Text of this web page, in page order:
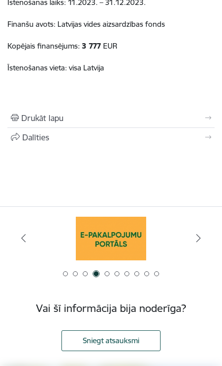
Īstenošanas laiks: 11.2023. – 31.12.2023.
Finanšu avots: Latvijas vides aizsardzības fonds
Kopējais finansējums: 3 777 EUR
Īstenošanas vieta: visa Latvija
Drukāt lapu
Dalīties
Vai šī informācija bija noderīga?
Sniegt atsauksmi